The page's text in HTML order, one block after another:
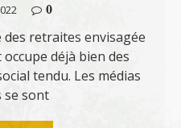
0
retraites envisagée
déjà bien des
tendu. Les médias
se sont